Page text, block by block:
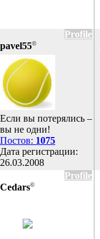
Profile
pavel55©
Если вы потерялись –
вы не одни!
Постов: 1075
Дата регистрации:
26.03.2008
Profile
Cedars©